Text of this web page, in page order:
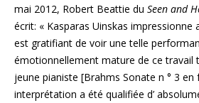
mai 2012, Robert Beattie du Seen and
écrit: « Kasparas Uinskas impressionne
est gratifiant de voir une telle
émotionnellement mature de ce travail
jeune pianiste [Brahms Sonate n ° 3 en
interprétation a été qualifiée d’